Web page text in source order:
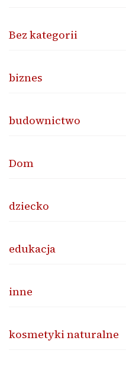
Bez kategorii
biznes
budownictwo
Dom
dziecko
edukacja
inne
kosmetyki naturalne